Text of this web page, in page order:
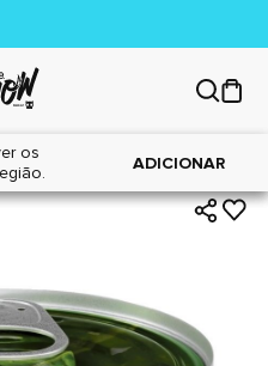
os
ADICIONAR